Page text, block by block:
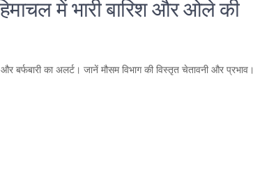
में भारी बारिश और ओले की
बर्फबारी का अलर्ट। जानें मौसम विभाग की विस्तृत चेतावनी और प्रभाव।